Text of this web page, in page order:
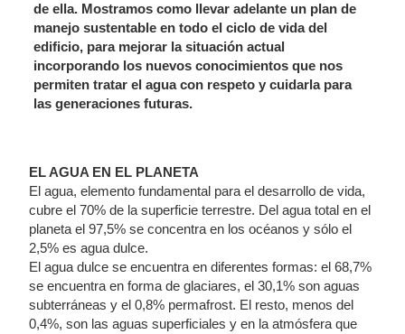
de ella. Mostramos como llevar adelante un plan de
manejo sustentable en todo el ciclo de vida del
edificio, para mejorar la situación actual
incorporando los nuevos conocimientos que nos
permiten tratar el agua con respeto y cuidarla para
las generaciones futuras.
EL AGUA EN EL PLANETA
El agua, elemento fundamental para el desarrollo de vida,
cubre el 70% de la superficie terrestre. Del agua total en el
planeta el 97,5% se concentra en los océanos y sólo el
2,5% es agua dulce.
El agua dulce se encuentra en diferentes formas: el 68,7%
se encuentra en forma de glaciares, el 30,1% son aguas
subterráneas y el 0,8% permafrost. El resto, menos del
0,4%, son las aguas superficiales y en la atmósfera que